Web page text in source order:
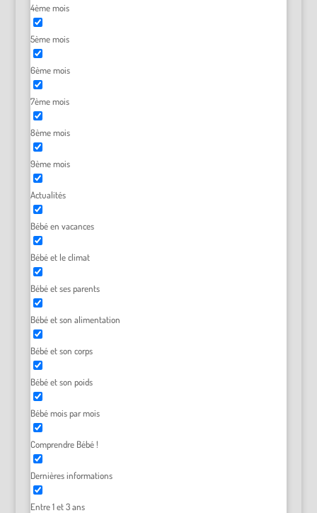
4ème mois
5ème mois
6ème mois
7ème mois
8ème mois
9ème mois
Actualités
Bébé en vacances
Bébé et le climat
Bébé et ses parents
Bébé et son alimentation
Bébé et son corps
Bébé et son poids
Bébé mois par mois
Comprendre Bébé !
Dernières informations
Entre 1 et 3 ans